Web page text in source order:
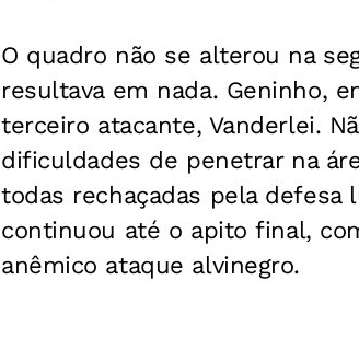
O quadro não se alterou na
resultava em nada. Geninho,
terceiro atacante, Vanderlei.
dificuldades de penetrar na
todas rechaçadas pela defesa
continuou até o apito final,
anêmico ataque alvinegro.